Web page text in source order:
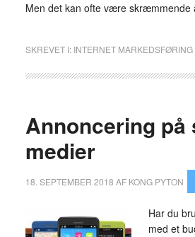
Men det kan ofte være
SKREVET I: INTERNET MARKEDSFØRING
Annoncering på
medier
18. SEPTEMBER 2018 AF KONG PYTON
Har du
med et